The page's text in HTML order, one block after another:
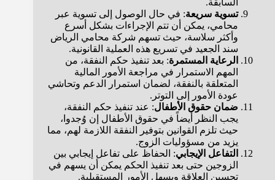
السابقة.
تسوية سريعة: في حال الوصول إلى تسوية عبر
محامي، يمكن أن تتم الإجراءات بشكل أسرع
وأكثر سلاسة، حيث تسهم شركة محامي الرياض
سند الجعيد في تسريع هذه العملية القانونية.
الرعاية المستمرة: بعد تنفيذ حكم النفقة، من
المهم الاستمرار في مراجعة الأمور المالية
المتعلقة بالنفقة، لضمان استمرار الدعم وتحاشي
عودة الأمور إلى التوتر.
ضمان حقوق الأطفال: عند تنفيذ حكم النفقة،
يجب النظر أيضاً في حقوق الأطفال إن وُجدوا،
حيث تلزم القوانين بتوفير النفقة اللازمة لهم، مما
يزيد من مسؤوليات الزوج.
التفاعل الإيجابي: الحفاظ على تفاعل إيجابي بين
الزوجين حتى بعد تنفيذ الحكم يمكن أن يسهم في
تحسين العلاقة ويسهل الأمور المستقبلية.